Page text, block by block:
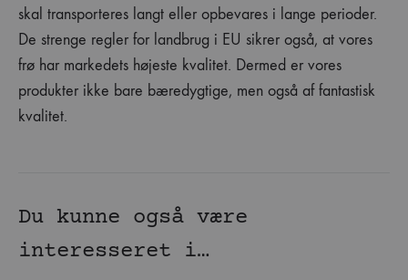
skal transporteres langt eller opbevares i lange perioder.
De strenge regler for landbrug i EU sikrer også, at vores
frø har markedets højeste kvalitet. Dermed er vores
produkter ikke bare bæredygtige, men også af fantastisk
kvalitet.
Du kunne også være
interesseret i…